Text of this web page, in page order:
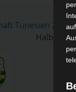
Tunesien
Halbzeit: